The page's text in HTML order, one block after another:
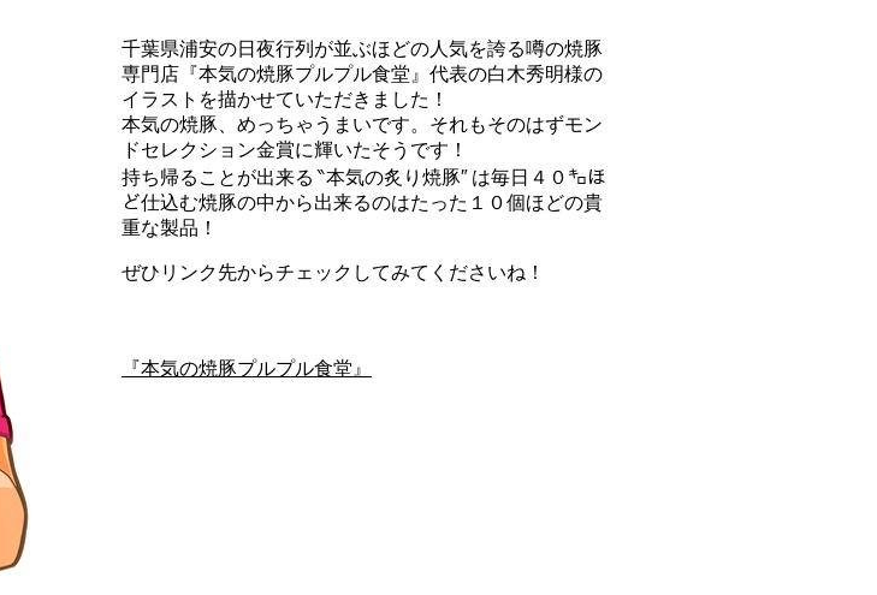
千葉県浦安の日夜行列が並ぶほどの人気を誇る噂の焼豚
専門店『本気の焼豚プルプル食堂』代表の白木秀明様の
イラストを描かせていただきました！
本気の焼豚、めっちゃうまいです。それもそのはずモン
ドセレクション金賞に輝いたそうです！
持ち帰ることが出来る ‶本気の炙り焼豚″ は毎日４０㌔ほ
ど仕込む焼豚の中から出来るのはたった１０個ほどの貴
重な製品！
ぜひリンク先からチェックしてみてくださいね！
『本気の焼豚プルプル食堂』